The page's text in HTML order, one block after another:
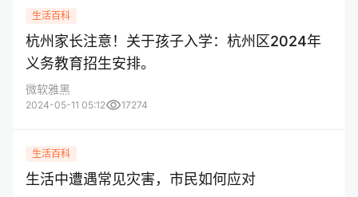
生活百科
杭州家长注意！关于孩子入学：杭州区2024年
义务教育招生安排。
微软雅黑
2024-05-11 05:12visibility17274
生活百科
生活中遭遇常见灾害，市民如何应对